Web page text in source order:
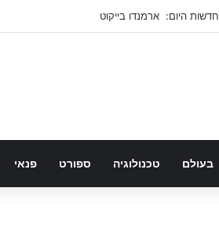
חדשות היום: ארמנדו בייקוט
בעולם טכנולוגיה ספורט פנאי